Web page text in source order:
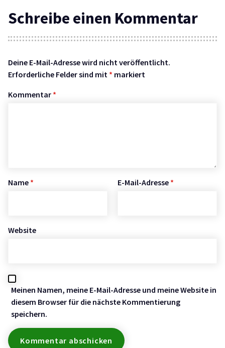
Schreibe einen Kommentar
Deine E-Mail-Adresse wird nicht veröffentlicht.
Erforderliche Felder sind mit * markiert
Kommentar *
Name * E-Mail-Adresse *
Website
Meinen Namen, meine E-Mail-Adresse und meine Website in
diesem Browser für die nächste Kommentierung
speichern.